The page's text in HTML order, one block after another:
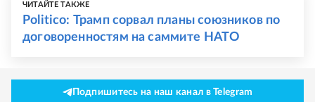
ЧИТАЙТЕ ТАКЖЕ
Politico: Трамп сорвал планы союзников по
договоренностям на саммите НАТО
Подпишитесь на наш канал в Telegram